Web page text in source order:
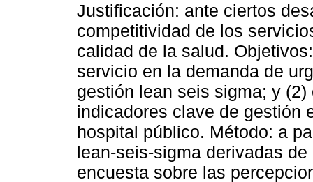
Justificación: ante ciertos
competitividad de los
calidad de la salud.
servicio en la demanda de
gestión lean seis sigma; y
indicadores clave de gestión
hospital público. Método: a
lean-seis-sigma derivadas
encuesta sobre las